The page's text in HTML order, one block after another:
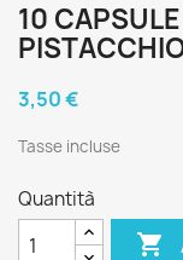
10
3,50 €
Tasse incluse
Quantità
